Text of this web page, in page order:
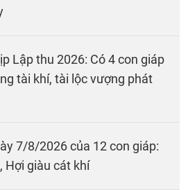
Lập thu 2026: Có 4 con giáp
tài khí, tài lộc vượng phát
7/8/2026 của 12 con giáp:
Hợi giàu cát khí